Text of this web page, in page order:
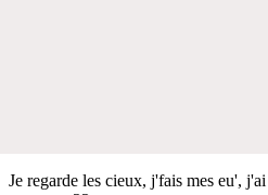
Je regarde les cieux, j'fais mes eu',